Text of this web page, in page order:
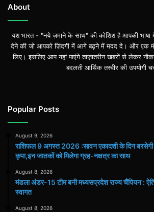
About
यश भारत - "नये ज़माने के साथ" की कोशिश है आपकी भाषा
देने की जो आपको ज़िंदगी में आगे बढ़ने में मदद दे। और एक
लिए। इसलिए आप यहां पाएंगे ताज़ातरीन खबरों से लेकर
बदलती आर्थिक तस्वीर की उपयोगी
Popular Posts
August 9, 2026
राशिफल 9 अगस्त 2026 :सावन एकादशी के दिन बरसेगी
कृपा,इन जातकों को मिलेगा ग्रह-नक्षत्र का साथ
August 8, 2026
मंडला अंडर-15 टीम बनी मध्यसप्रदेश राज्य चैंपियन :
स्वागत
August 8, 2026